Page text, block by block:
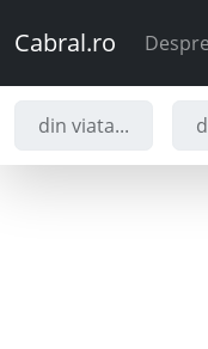
Cabral.ro
din viata...